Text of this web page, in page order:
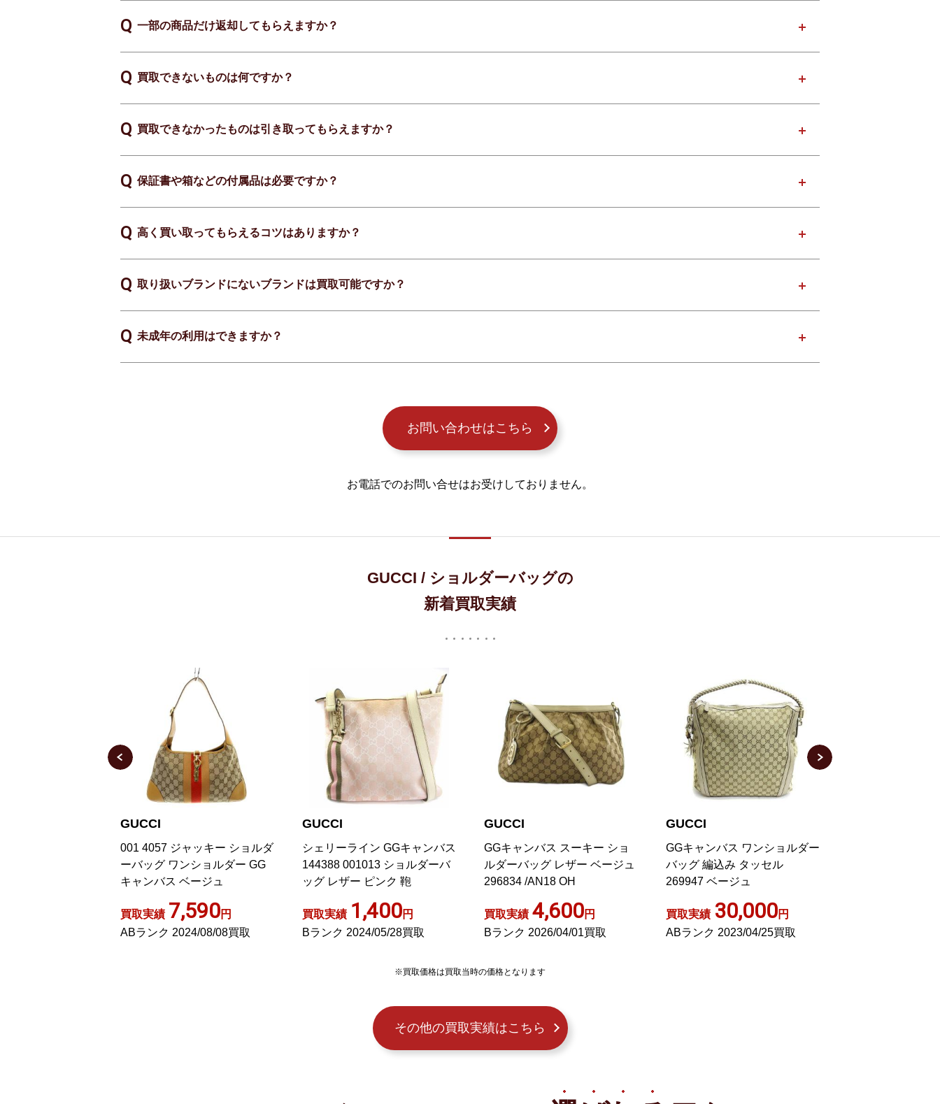
一部の商品だけ返却してもらえますか？
買取できないものは何ですか？
買取できなかったものは引き取ってもらえますか？
保証書や箱などの付属品は必要ですか？
高く買い取ってもらえるコツはありますか？
取り扱いブランドにないブランドは買取可能ですか？
未成年の利用はできますか？
お問い合わせはこちら
お電話でのお問い合せはお受けしておりません。
GUCCI / ショルダーバッグの
新着買取実績
GUCCI
001 4057 ジャッキー ショルダ
ーバッグ ワンショルダー GG
キャンバス ベージュ
買取実績 7,590円
ABランク 2024/08/08買取
GUCCI
シェリーライン GGキャンバス
144388 001013 ショルダーバ
ッグ レザー ピンク 鞄
買取実績 1,400円
Bランク 2024/05/28買取
GUCCI
GGキャンバス スーキー ショ
ルダーバッグ レザー ベージュ
296834 /AN18 OH
買取実績 4,600円
Bランク 2026/04/01買取
GUCCI
GGキャンバス ワンショルダー
バッグ 編込み タッセル
269947 ベージュ
買取実績 30,000円
ABランク 2023/04/25買取
※買取価格は買取当時の価格となります
その他の買取実績はこちら